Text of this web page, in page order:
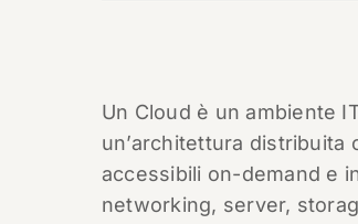
Un Cloud è un ambiente
un’architettura distribuita
accessibili on-demand e
networking, server,